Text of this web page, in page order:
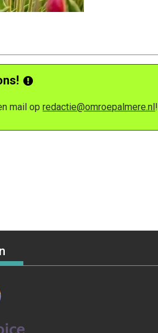
mail opredactie@omroepalmere.nl!